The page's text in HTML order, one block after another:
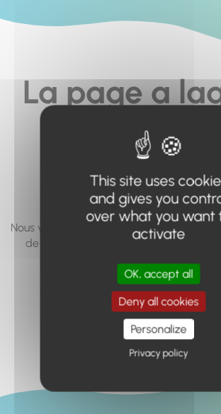
La page a
vous
accéder
pas... ou
Nous vous invitons à utiliser le moteur de
de page, ou à utiliser le menu pour
Retour à l'accueil
This site uses
and gives you
over what you want
activate
OK, accept all
Deny all cookies
Personalize
Privacy policy